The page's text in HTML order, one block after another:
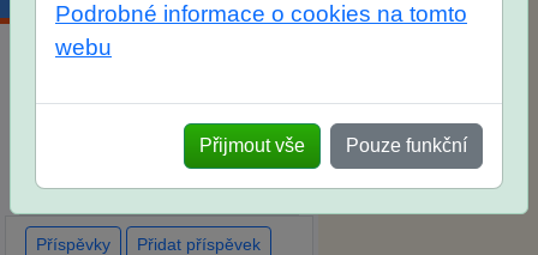
skutečných přijímacích
zkouškách
Podrobné informace o cookies na tomto
webu
Přijmout vše Pouze funkční
Příspěvky Přidat příspěvek